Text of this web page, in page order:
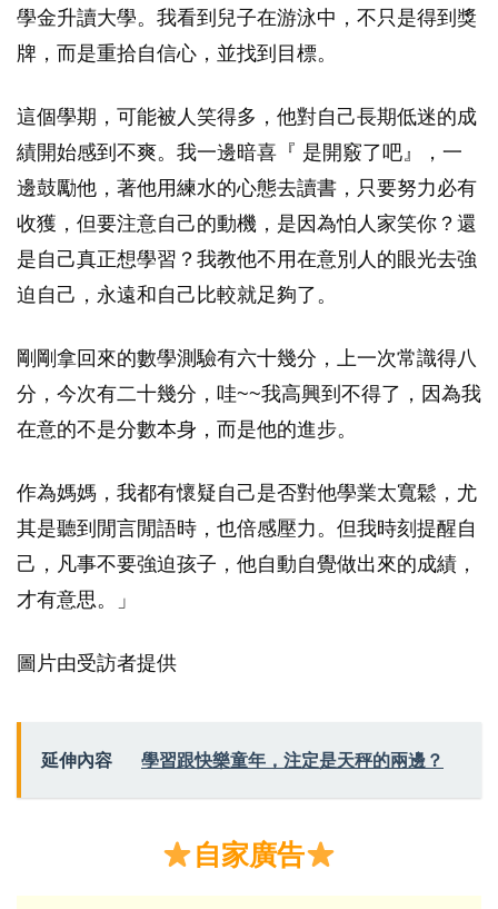
學金升讀大學。我看到兒子在游泳中，不只是得到獎
牌，而是重拾自信心，並找到目標。
這個學期，可能被人笑得多，他對自己長期低迷的成
績開始感到不爽。我一邊暗喜『 是開竅了吧』，一
邊鼓勵他，著他用練水的心態去讀書，只要努力必有
收獲，但要注意自己的動機，是因為怕人家笑你？還
是自己真正想學習？我教他不用在意別人的眼光去強
迫自己，永遠和自己比較就足夠了。
剛剛拿回來的數學測驗有六十幾分，上一次常識得八
分，今次有二十幾分，哇~~我高興到不得了，因為我
在意的不是分數本身，而是他的進步。
作為媽媽，我都有懷疑自己是否對他學業太寬鬆，尤
其是聽到閒言閒語時，也倍感壓力。但我時刻提醒自
己，凡事不要強迫孩子，他自動自覺做出來的成績，
才有意思。」
圖片由受訪者提供
延伸內容 學習跟快樂童年，注定是天秤的兩邊？
自家廣告